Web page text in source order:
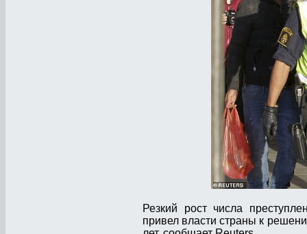
Резкий рост числа
привел власти страны к